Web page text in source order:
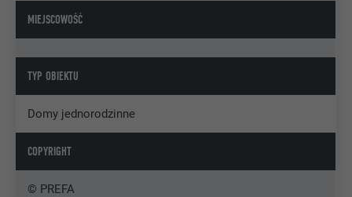
MIEJSCOWOŚĆ
TYP OBIEKTU
Domy jednorodzinne
COPYRIGHT
© PREFA